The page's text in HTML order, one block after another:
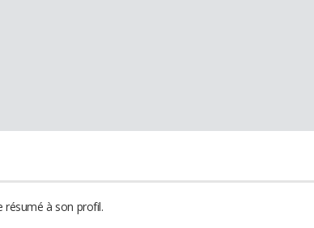
résumé à son profil.